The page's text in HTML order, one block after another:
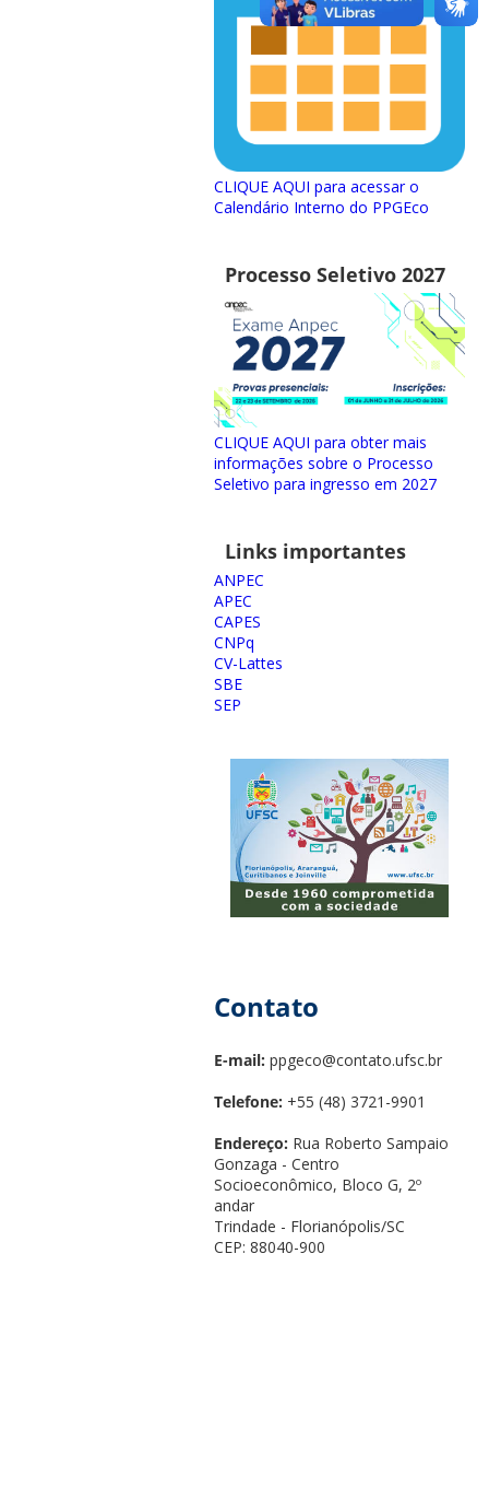
CLIQUE AQUI para acessar o
Calendário Interno do PPGEco
Processo Seletivo 2027
CLIQUE AQUI para obter mais
informações sobre o Processo
Seletivo para ingresso em 2027
Links importantes
ANPEC
APEC
CAPES
CNPq
CV-Lattes
SBE
SEP
Contato
E-mail: ppgeco@contato.ufsc.br
Telefone: +55 (48) 3721-9901
Endereço: Rua Roberto Sampaio
Gonzaga - Centro
Socioeconômico, Bloco G, 2º
andar
Trindade - Florianópolis/SC
CEP: 88040-900